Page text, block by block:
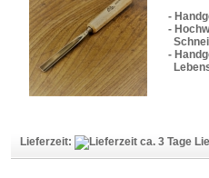
-
-
-
Lieferzeit: